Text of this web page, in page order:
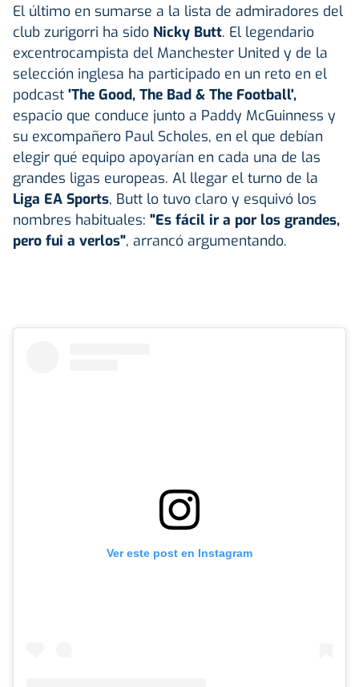
El último en sumarse a la lista de admiradores del
club zurigorri ha sido Nicky Butt. El legendario
excentrocampista del Manchester United y de la
selección inglesa ha participado en un reto en el
podcast 'The Good, The Bad & The Football',
espacio que conduce junto a Paddy McGuinness y
su excompañero Paul Scholes, en el que debían
elegir qué equipo apoyarían en cada una de las
grandes ligas europeas. Al llegar el turno de la
Liga EA Sports, Butt lo tuvo claro y esquivó los
nombres habituales: "Es fácil ir a por los grandes,
pero fui a verlos", arrancó argumentando.
Ver este post en Instagram